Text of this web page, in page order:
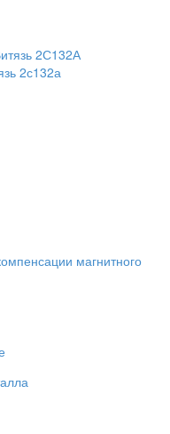
2с132а
магнитного